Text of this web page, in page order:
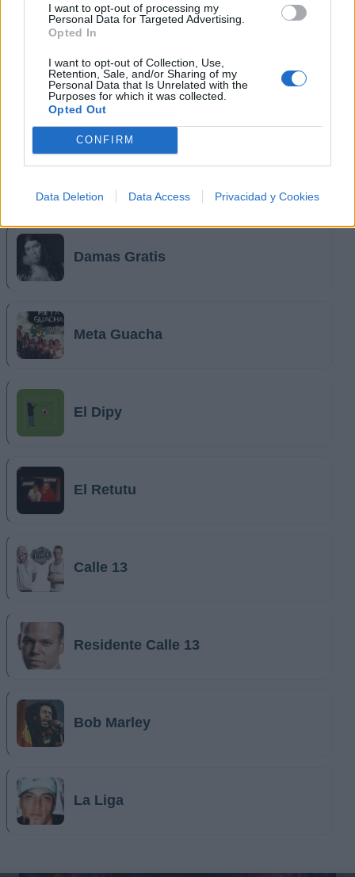
I want to opt-out of processing my
Personal Data for Targeted Advertising.
Opted In
I want to opt-out of Collection, Use,
Retention, Sale, and/or Sharing of my
Personal Data that Is Unrelated with the
Purposes for which it was collected.
Opted Out
CONFIRM
Data Deletion Data Access Privacidad y Cookies
Música Relacionada
Damas Gratis
Meta Guacha
El Dipy
El Retutu
Calle 13
Residente Calle 13
Bob Marley
La Liga